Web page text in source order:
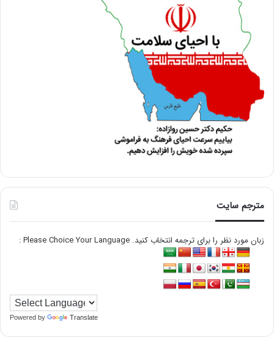
مترجم سایت
زبان مورد نظر را برای ترجمه انتخاب کنید. Please Choice Your Language :
Powered by Translate